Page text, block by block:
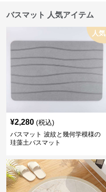
バスマット 人気アイテム
人気
¥2,280 (税込)
バスマット 波紋と幾何学模様の
珪藻土バスマット